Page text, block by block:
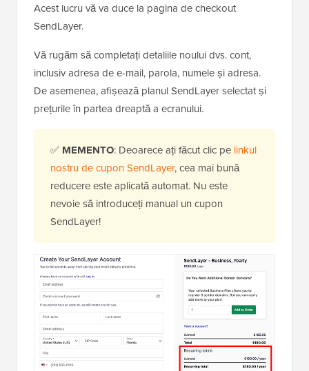
Acest lucru vă va duce la pagina de checkout
SendLayer.
Vă rugăm să completați detaliile noului dvs. cont,
inclusiv adresa de e-mail, parola, numele și adresa.
De asemenea, afișează planul SendLayer selectat și
prețurile în partea dreaptă a ecranului.
✅ MEMENTO: Deoarece ați făcut clic pe linkul
nostru de cupon SendLayer, cea mai bună
reducere este aplicată automat. Nu este
nevoie să introduceți manual un cupon
SendLayer!